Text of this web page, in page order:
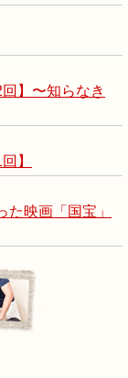
】〜知らなき
】
映画「国宝」